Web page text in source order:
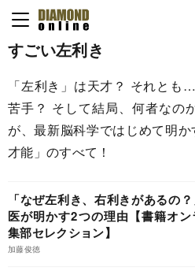
すごい左利き
「左利き」は天才？ それと
苦手？ そして結局、何者なの
が、最新脳科学ではじめて明
才能」のすべて！
「なぜ左利き、右利きがあるの
医が明かす2つの理由【書籍オ
集部セレクション】
加藤俊徳